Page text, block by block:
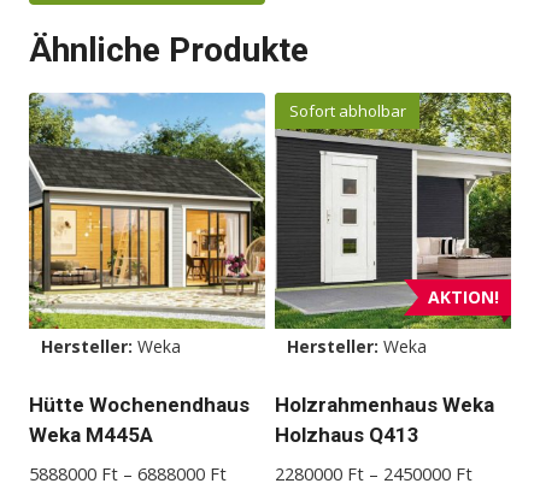
Produkt
mehrere
Varianten
auf.
Die
Optionen
können
auf
der
gewählt
werden
Ähnliche Produkte
Hersteller: Weka
Hütte Wochenendhaus
Weka M445A
5888000 Ft – 6888000 FtPreisspanne:
AKTION!
Sofort abholbar
Hersteller: Weka
Holzrahmenhaus Weka
Holzhaus Q413
2280000 Ft – 2450000 Ft